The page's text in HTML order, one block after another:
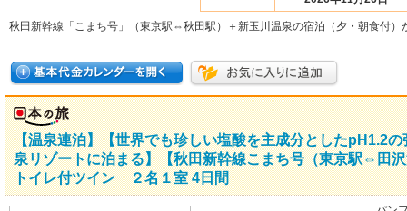
秋田新幹線「こまち号」（東京駅⇔秋田駅）＋新玉川温泉の宿泊（夕・朝食付）
【温泉連泊】【世界でも珍しい塩酸を主成分としたpH1.2
泉リゾートに泊まる】【秋田新幹線こまち号（東京駅⇔田
トイレ付ツイン ２名１室 4日間